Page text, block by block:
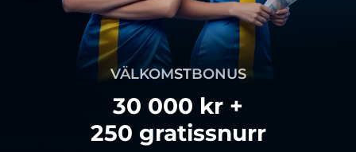
VÄLKOMSTBONUS
30 000 kr +
250 gratissnurr